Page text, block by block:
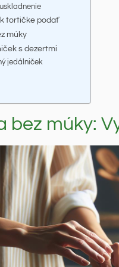
tortičke podať
múky
s dezertmi
jedálniček
bez múky: